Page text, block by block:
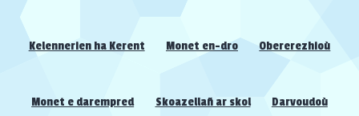
Kelennerien ha Kerent Monet en-dro Obererezhioù
Monet e darempred Skoazellañ ar skol Darvoudoù